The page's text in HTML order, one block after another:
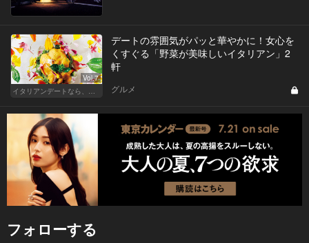
Vol.7
イタリアンデートなら、東京屈指の美味しい人気店へ
デートの雰囲気がパッと華やかに！女心を
くすぐる「野菜が美味しいイタリアン」2
軒
グルメ
フォローする